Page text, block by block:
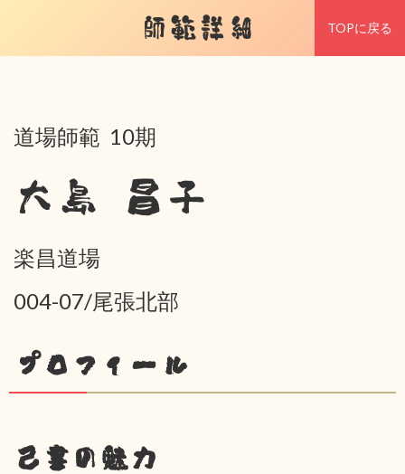
師範詳細 TOPに戻る
道場師範 10期
大島 昌子
楽昌道場
004-07/尾張北部
プロフィール
己書の魅力